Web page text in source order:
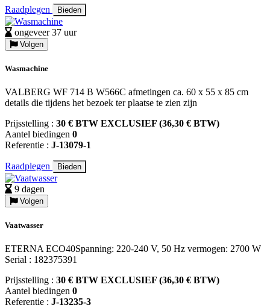
Raadplegen Bieden
ongeveer 37 uur
Volgen
Wasmachine
VALBERG WF 714 B W566C afmetingen ca. 60 x 55 x 85 cm
details die tijdens het bezoek ter plaatse te zien zijn
Prijsstelling : 30 € BTW EXCLUSIEF (36,30 € BTW)
Aantel biedingen 0
Referentie : J-13079-1
Raadplegen Bieden
9 dagen
Volgen
Vaatwasser
ETERNA ECO40Spanning: 220-240 V, 50 Hz vermogen: 2700 W
Serial : 182375391
Prijsstelling : 30 € BTW EXCLUSIEF (36,30 € BTW)
Aantel biedingen 0
Referentie : J-13235-3